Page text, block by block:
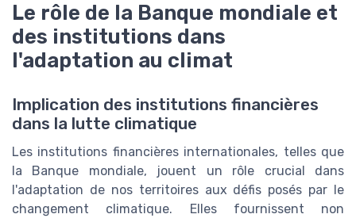
Le rôle de la Banque mondiale et
des institutions dans
l'adaptation au climat
Implication des institutions financières
dans la lutte climatique
Les institutions financières internationales, telles que
la Banque mondiale, jouent un rôle crucial dans
l'adaptation de nos territoires aux défis posés par le
changement climatique. Elles fournissent non